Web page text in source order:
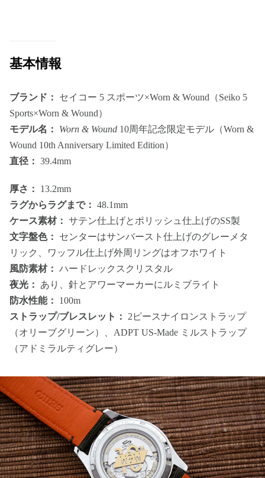
基本情報
ブランド：
セイコー 5 スポーツ×Worn & Wound（Seiko 5
Sports×Worn & Wound）
モデル名：
Worn & Wound 10周年記念限定モデル（Worn &
Wound 10th Anniversary Limited Edition）
直径： 39.4mm
厚さ： 13.2mm
ラグからラグまで： 48.1mm
ケース素材： サテン仕上げとポリッシュ仕上げのSS製
文字盤色：
センターはサンバースト仕上げのグレーメタ
リック、ワッフル仕上げ外周リングはオフホワイト
風防素材： ハードレックスクリスタル
夜光：
あり、針とアワーマーカーにルミブライト
防水性能：
100m
ストラップ/ブレスレット： 2ピースナイロンストラップ
（オリーブグリーン）、ADPT US-Made ミルストラップ
（アドミラルティグレー）